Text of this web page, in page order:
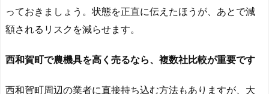
っておきましょう。状態を正直に伝えたほうが、あとで減
額されるリスクを減らせます。
西和賀町で農機具を高く売るなら、複数社比較が重要です
西和賀町周辺の業者に直接持ち込む方法もありますが、大